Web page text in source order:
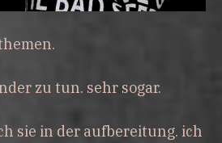
zu tun. sehr sogar.
sie in der aufbereitung. ich